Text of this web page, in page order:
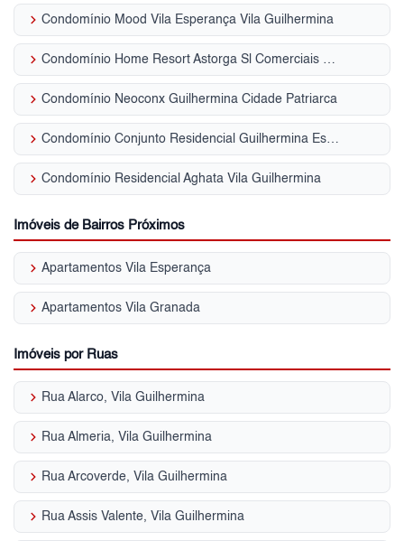
keyboard_arrow_right Condomínio Mood Vila Esperança Vila Guilhermina
keyboard_arrow_right Condomínio Home Resort Astorga Sl Comerciais Vila Guilhermina
keyboard_arrow_right Condomínio Neoconx Guilhermina Cidade Patriarca
keyboard_arrow_right Condomínio Conjunto Residencial Guilhermina Esperança Vila Guilhermina
keyboard_arrow_right Condomínio Residencial Aghata Vila Guilhermina
Imóveis de Bairros Próximos
keyboard_arrow_right Apartamentos Vila Esperança
keyboard_arrow_right Apartamentos Vila Granada
Imóveis por Ruas
keyboard_arrow_right Rua Alarco, Vila Guilhermina
keyboard_arrow_right Rua Almeria, Vila Guilhermina
keyboard_arrow_right Rua Arcoverde, Vila Guilhermina
keyboard_arrow_right Rua Assis Valente, Vila Guilhermina